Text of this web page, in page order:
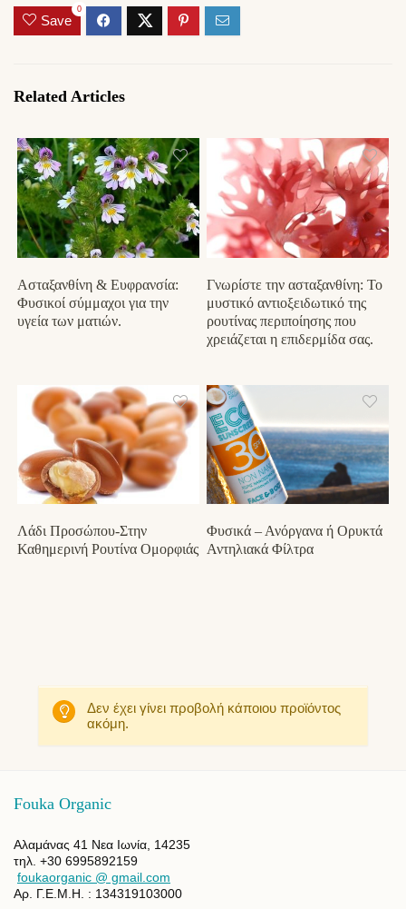
Save
0
Related Articles
Ασταξανθίνη & Ευφρανσία:
Φυσικοί σύμμαχοι για την
υγεία των ματιών.
Γνωρίστε την ασταξανθίνη: Το
μυστικό αντιοξειδωτικό της
ρουτίνας περιποίησης που
χρειάζεται η επιδερμίδα σας.
Λάδι Προσώπου-Στην
Καθημερινή Ρουτίνα Ομορφιάς
Φυσικά – Ανόργανα ή Ορυκτά
Αντηλιακά Φίλτρα
Δεν έχει γίνει προβολή κάποιου προϊόντος
ακόμη.
Fouka Organic
Αλαμάνας 41 Νεα Ιωνία, 14235
τηλ. +30 6995892159
foukaorganic @ gmail.com
Αρ. Γ.Ε.Μ.Η. : 134319103000